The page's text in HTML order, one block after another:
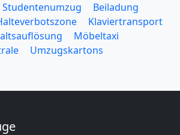
Studentenumzug
Beiladung
Klaviertransport
Möbeltaxi
Umzugskartons